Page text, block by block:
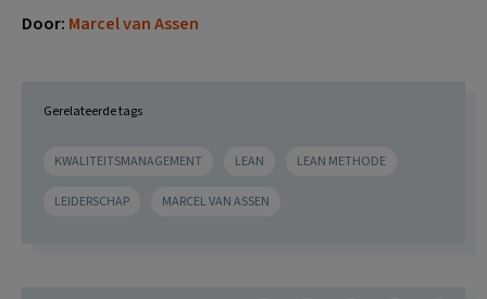
Door: Marcel van Assen
Gerelateerde tags
KWALITEITSMANAGEMENT LEAN LEAN METHODE
LEIDERSCHAP MARCEL VAN ASSEN